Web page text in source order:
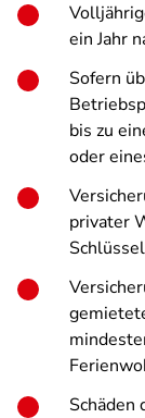
ein Jahr
Sofern
bis zu
oder
privater
Schlüssel
Schäden